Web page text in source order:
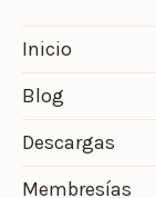
Inicio
Blog
Descargas
Membresías